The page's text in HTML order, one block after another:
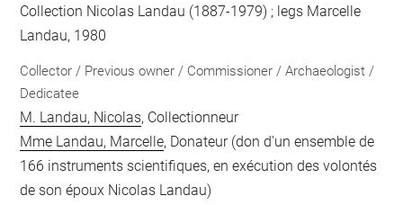
Collection Nicolas Landau (1887-1979) ; legs Marcelle
Landau, 1980
Collector / Previous owner / Commissioner / Archaeologist /
Dedicatee
M. Landau, Nicolas, Collectionneur
Mme Landau, Marcelle, Donateur (don d'un ensemble de
166 instruments scientifiques, en exécution des volontés
de son époux Nicolas Landau)